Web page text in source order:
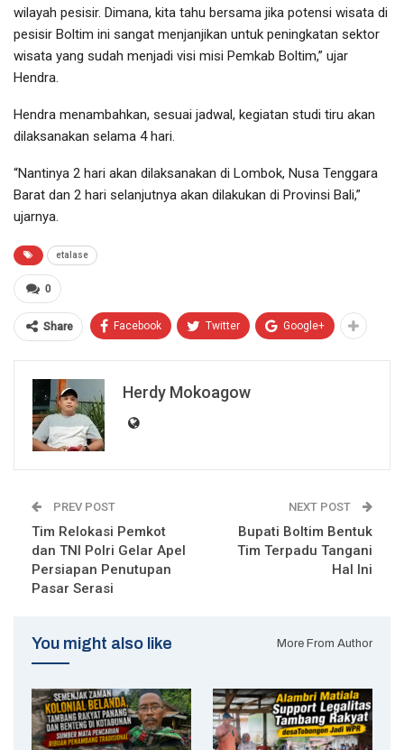
wilayah pesisir. Dimana, kita tahu bersama jika potensi wisata di
pesisir Boltim ini sangat menjanjikan untuk peningkatan sektor
wisata yang sudah menjadi visi misi Pemkab Boltim,” ujar
Hendra.
Hendra menambahkan, sesuai jadwal, kegiatan studi tiru akan
dilaksanakan selama 4 hari.
“Nantinya 2 hari akan dilaksanakan di Lombok, Nusa Tenggara
Barat dan 2 hari selanjutnya akan dilakukan di Provinsi Bali,”
ujarnya.
etalase
0
Share Facebook Twitter Google+
Herdy Mokoagow
PREV POST
Tim Relokasi Pemkot
dan TNI Polri Gelar Apel
Persiapan Penutupan
Pasar Serasi
NEXT POST
Bupati Boltim Bentuk
Tim Terpadu Tangani
Hal Ini
You might also like More From Author